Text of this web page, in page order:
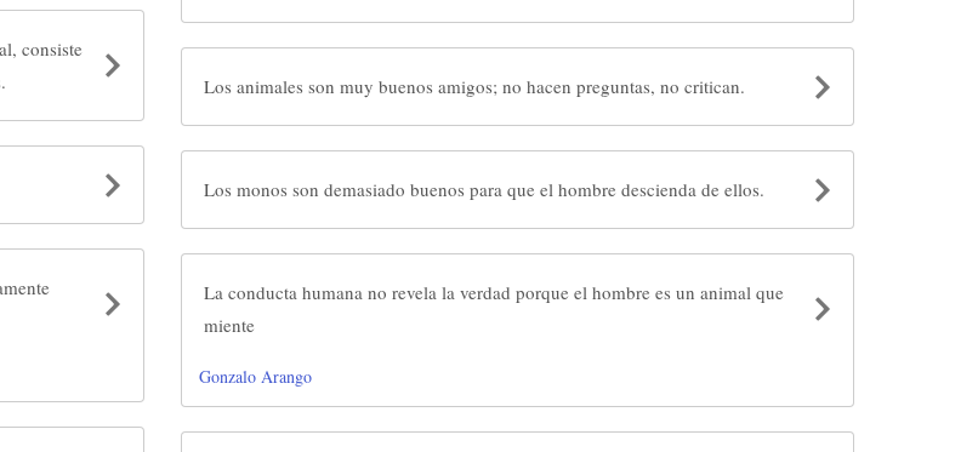
consiste
Los animales son muy buenos amigos; no hacen preguntas, no critican.
Los monos son demasiado buenos para que el hombre descienda de ellos.
La conducta humana no revela la verdad porque el hombre es un animal que
miente
Gonzalo Arango